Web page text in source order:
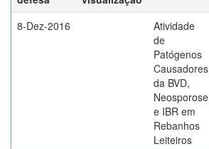
8-Dez-2016
Atividade
de
Patógenos
Causadores
da BVD,
Neosporose
e IBR em
Rebanhos
Leiteiros